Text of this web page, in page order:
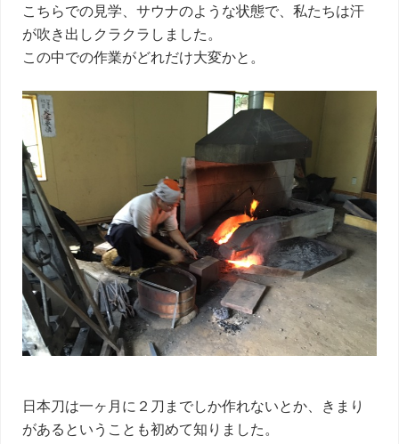
こちらでの見学、サウナのような状態で、私たちは汗
が吹き出しクラクラしました。
この中での作業がどれだけ大変かと。
日本刀は一ヶ月に２刀までしか作れないとか、きまり
があるということも初めて知りました。